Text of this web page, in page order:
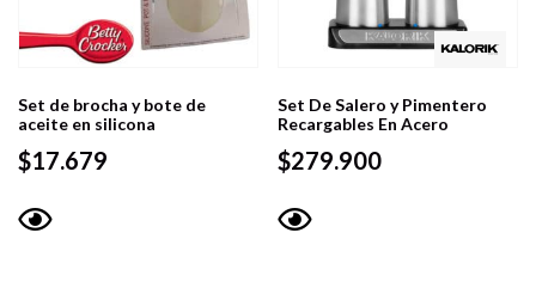
Set de brocha y bote de
aceite en silicona
$17.679
Set De Salero y Pimentero
Recargables En Acero
$279.900